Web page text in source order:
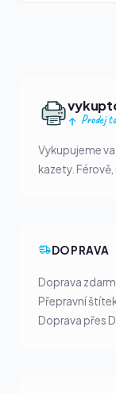
Prodej
Vykupujeme
kazety.
DOPRAVA
Doprava
Přepravní
Doprava přes